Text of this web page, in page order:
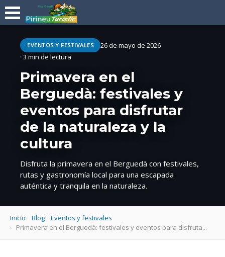
EVENTOS Y FESTIVALES
26 de mayo de 2026
· 3 min de lectura
Primavera en el
Berguedà: festivales y
eventos para disfrutar
de la naturaleza y la
cultura
Disfruta la primavera en el Berguedà con festivales,
rutas y gastronomía local para una escapada
auténtica y tranquila en la naturaleza.
Inicio Blog
Eventos y festivales
Primavera en el Berguedà: festivales y eventos para disfruta...